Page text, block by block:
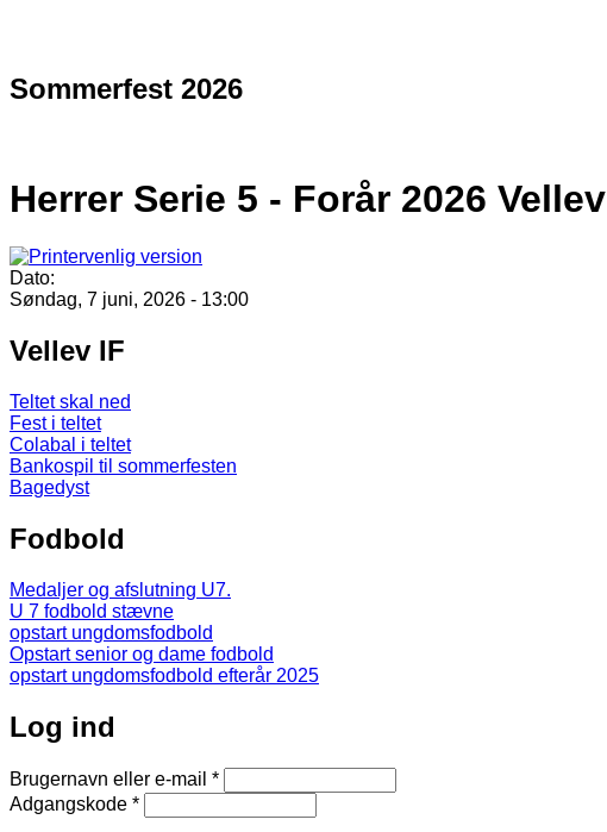
Sommerfest 2026
Herrer Serie 5 - Forår 2026
Dato:
Søndag, 7 juni, 2026 - 13:00
Vellev IF
Teltet skal ned
Fest i teltet
Colabal i teltet
Bankospil til sommerfesten
Bagedyst
Fodbold
Medaljer og afslutning U7.
U 7 fodbold stævne
opstart ungdomsfodbold
Opstart senior og dame fodbold
opstart ungdomsfodbold efterår 2025
Log ind
Brugernavn eller e-mail *
Adgangskode *